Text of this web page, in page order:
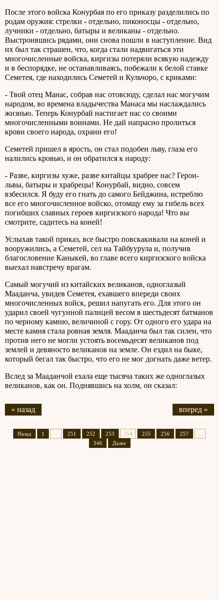
После этого войска Конурбая по его приказу разделились по
родам оружия: стрелки - отдельно, пиконосцы - отдельно,
лучники - отдельно, батыры и великаны - отдельно.
Выстроившись рядами, они снова пошли в наступление. Вид
их был так страшен, что, когда стали надвигаться эти
многочисленные войска, киргизы потеряли всякую надежду
и в беспорядке, не останавливаясь, побежали к белой ставке
Семетея, где находились Семетей и Кульчоро, с криками:
- Твой отец Манас, собрав нас отовсюду, сделал нас могучим
народом, во времена владычества Манаса мы наслаждались
жизнью. Теперь Конурбай настигает нас со своими
многочисленными воинами. Не дай напрасно пролиться
крови своего народа, охрани его!
Семетей пришел в ярость, он стал подобен льву, глаза его
налились кровью, и он обратился к народу:
- Разве, киргизы хуже, разве китайцы храбрее нас? Герои-
львы, батыры и храбрецы! Конурбай, видно, совсем
взбесился. Я буду его гнать до самого Бейджина, истреблю
все его многочисленное войско, отомщу ему за гибель всех
погибших славных героев киргизского народа! Что вы
смотрите, садитесь на коней!
Услыхав такой приказ, все быстро повскакивали на коней и
вооружились, а Семетей, сел на Тайбуурула и, получив
благословение Каныкей, во главе всего киргизского войска
выехал навстречу врагам.
Самый могучий из китайских великанов, одноглазый
Мааданча, увидев Семетея, ехавшего впереди своих
многочисленных войск, решил напугать его. Для этого он
ударил своей чугунной палицей весом в шестьдесят батманов
по черному камню, величиной с гору. От одного его удара на
месте камня стала ровная земля. Мааданча был так силен, что
против него не могли устоять восемьдесят великанов под
землей и девяносто великанов на земле. Он ездил на быке,
который бегал так быстро, что его не мог догнать даже ветер.
Вслед за Мааданчой ехала еще тысяча таких же одноглазых
великанов, как он. Поднявшись на холм, он сказал:
« назад вперед »
Назад 1 251 252 253 254 255 256 257
346
Далее